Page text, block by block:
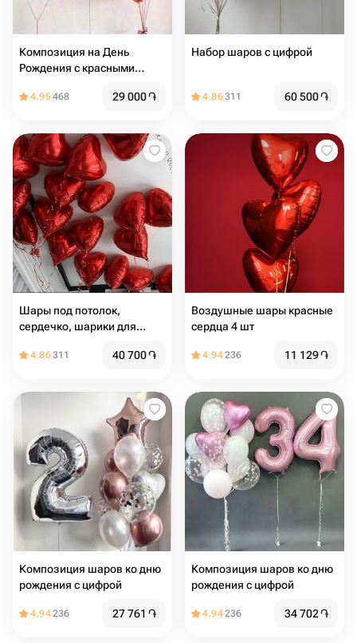
Композиция на День
Рождения с красными
4.95468 29 000֏
Набор шаров с цифрой
4.86311 60 500֏
Шары под потолок,
сердечко, шарики для
4.86311 40 700֏
Воздушные шары красные
сердца 4 шт
4.94236 11 129֏
Композиция шаров ко дню
рождения с цифрой
4.94236 27 761 ֏
Композиция шаров ко дню
рождения с цифрой
4.94236 34 702֏